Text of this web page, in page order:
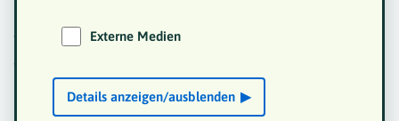
Teilnahme benötigt man keinen eigenen Account. Es ist
es ausreichend, auf den vorher angegebenen Link zu
klicken. Es öffnet sich der Browser: Firefox oder
Crome Edge.
Externe Medien
Details anzeigen/ausblenden